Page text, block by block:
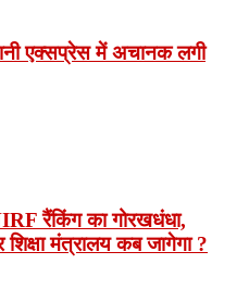
एक्सप्रेस में अचानक लगी
रैंकिंग का गोरखधंधा,
मंत्रालय कब जागेगा ?